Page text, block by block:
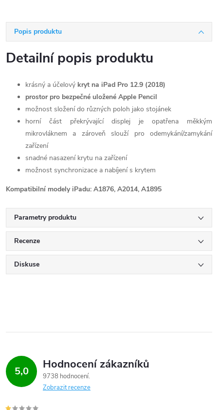
Popis produktu
Detailní popis produktu
krásný a účelový kryt na iPad Pro 12.9 (2018)
prostor pro bezpečné uložené Apple Pencil
možnost složení do různých poloh jako stojánek
horní část překrývající displej je opatřena měkkým
mikrovláknem a zároveň slouží pro odemykání/zamykání
zařízení
snadné nasazení krytu na zařízení
možnost synchronizace a nabíjení s krytem
Kompatibilní modely iPadu: A1876, A2014, A1895
Parametry produktu
Recenze
Diskuse
5,0 Hodnocení zákazníků
9738 hodnocení
Zobrazit recenze